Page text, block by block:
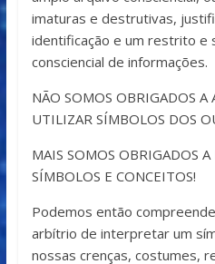
imaturas e destrutivas,
identificação e um restrito e
consciencial de informações.
NÃO SOMOS OBRIGADOS A
UTILIZAR SÍMBOLOS DOS
MAIS SOMOS OBRIGADOS A
SÍMBOLOS E CONCEITOS!
Podemos então
arbítrio de interpretar um
nossas crenças, costumes,